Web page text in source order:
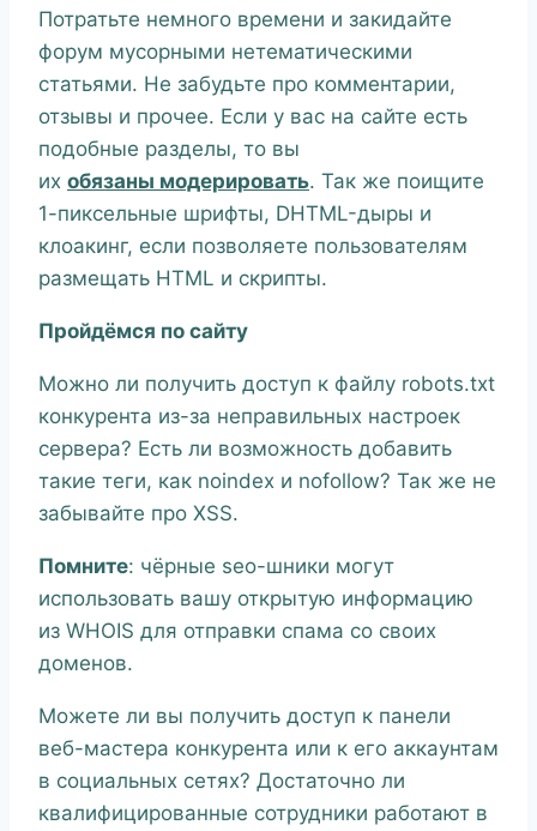
Потратьте немного времени и закидайте
форум мусорными нетематическими
статьями. Не забудьте про комментарии,
отзывы и прочее. Если у вас на сайте есть
подобные разделы, то вы
их обязаны модерировать. Так же поищите
1-пиксельные шрифты, DHTML-дыры и
клоакинг, если позволяете пользователям
размещать HTML и скрипты.
Пройдёмся по сайту
Можно ли получить доступ к файлу robots.txt
конкурента из-за неправильных настроек
сервера? Есть ли возможность добавить
такие теги, как noindex и nofollow? Так же не
забывайте про XSS.
Помните: чёрные seo-шники могут
использовать вашу открытую информацию
из WHOIS для отправки спама со своих
доменов.
Можете ли вы получить доступ к панели
веб-мастера конкурента или к его аккаунтам
в социальных сетях? Достаточно ли
квалифицированные сотрудники работают в